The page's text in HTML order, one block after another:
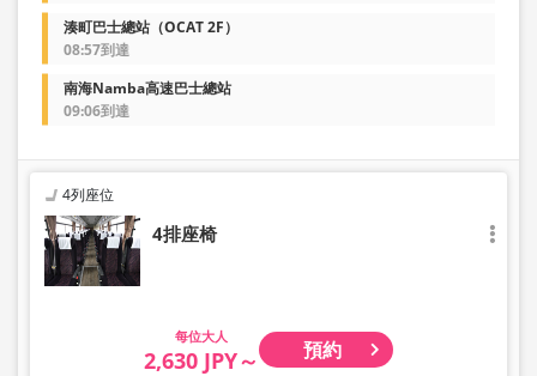
湊町巴士總站（OCAT 2F）
08:57到達
南海Namba高速巴士總站
09:06到達
4列座位
4排座椅
大人
2,630 JPY～ 預約